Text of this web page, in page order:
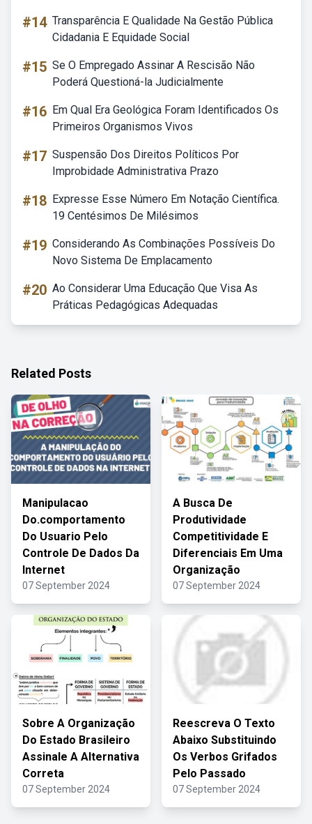
#14 Transparência E Qualidade Na Gestão Pública
Cidadania E Equidade Social
#15 Se O Empregado Assinar A Rescisão Não
Poderá Questioná-la Judicialmente
#16 Em Qual Era Geológica Foram Identificados Os
Primeiros Organismos Vivos
#17 Suspensão Dos Direitos Políticos Por
Improbidade Administrativa Prazo
#18 Expresse Esse Número Em Notação Científica.
19 Centésimos De Milésimos
#19 Considerando As Combinações Possíveis Do
Novo Sistema De Emplacamento
#20 Ao Considerar Uma Educação Que Visa As
Práticas Pedagógicas Adequadas
Related Posts
Manipulacao
Do.comportamento
Do Usuario Pelo
Controle De Dados Da
Internet
07 September 2024
A Busca De
Produtividade
Competitividade E
Diferenciais Em Uma
Organização
07 September 2024
Sobre A Organização
Do Estado Brasileiro
Assinale A Alternativa
Correta
07 September 2024
Reescreva O Texto
Abaixo Substituindo
Os Verbos Grifados
Pelo Passado
07 September 2024